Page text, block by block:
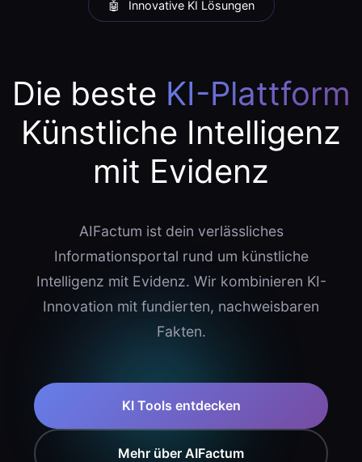
🤖 Innovative KI Lösungen
Die beste KI-Plattform
Künstliche Intelligenz
mit Evidenz
AIFactum ist dein verlässliches
Informationsportal rund um künstliche
Intelligenz mit Evidenz. Wir kombinieren KI-
Innovation mit fundierten, nachweisbaren
Fakten.
KI Tools entdecken
Mehr über AIFactum